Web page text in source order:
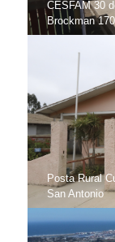
CESFAM 30
Brockman
Posta Rural
San Antonio